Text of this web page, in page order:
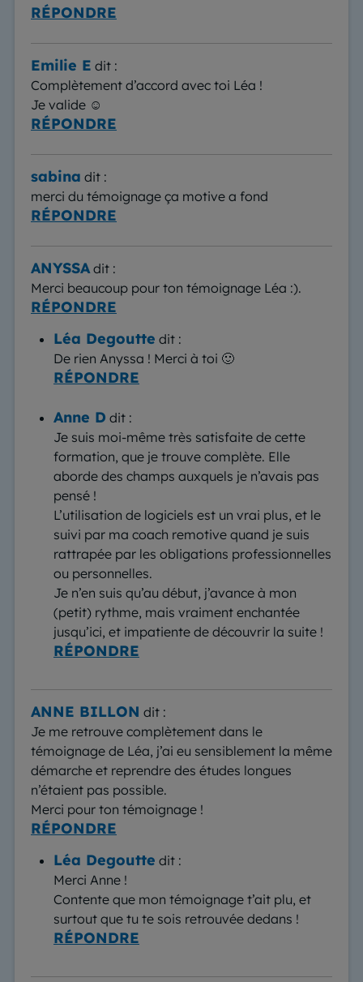
RÉPONDRE
Emilie E dit :
Complètement d’accord avec toi Léa !
Je valide ☺️
RÉPONDRE
sabina dit :
merci du témoignage ça motive a fond
RÉPONDRE
ANYSSA dit :
Merci beaucoup pour ton témoignage Léa :).
RÉPONDRE
Léa Degoutte dit :
De rien Anyssa ! Merci à toi 🙂
RÉPONDRE
Anne D dit :
Je suis moi-même très satisfaite de cette
formation, que je trouve complète. Elle
aborde des champs auxquels je n’avais pas
pensé !
L’utilisation de logiciels est un vrai plus, et le
suivi par ma coach remotive quand je suis
rattrapée par les obligations professionnelles
ou personnelles.
Je n’en suis qu’au début, j’avance à mon
(petit) rythme, mais vraiment enchantée
jusqu’ici, et impatiente de découvrir la suite !
RÉPONDRE
ANNE BILLON dit :
Je me retrouve complètement dans le
témoignage de Léa, j’ai eu sensiblement la même
démarche et reprendre des études longues
n’étaient pas possible.
Merci pour ton témoignage !
RÉPONDRE
Léa Degoutte dit :
Merci Anne !
Contente que mon témoignage t’ait plu, et
surtout que tu te sois retrouvée dedans !
RÉPONDRE